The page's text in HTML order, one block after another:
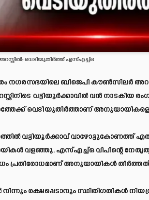
വെടിയുതിർത്ത് എസ്എച്ച്ഒ
നഗരസഭയിലെ ബിജെപി കൗൺസിലർ
വട്ടിയൂർക്കാവിൽ വൻ
വെടിയുതിർത്താണ് അനുയായികളെ
വട്ടിയൂർക്കാവ് വാഴോട്ടുകോണത്ത്
വളഞ്ഞു. എസ്എച്ച്ഒ വിപിന്റെ
പ്രതിരോധമാണ് അനുയായികൾ
രക്ഷപ്പെടാനും സ്ഥിതിഗതികൾ